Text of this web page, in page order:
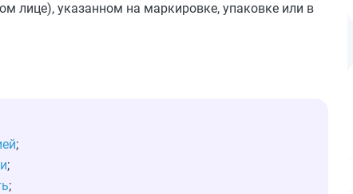
лице), указанном на маркировке, упаковке или в
;
;
;